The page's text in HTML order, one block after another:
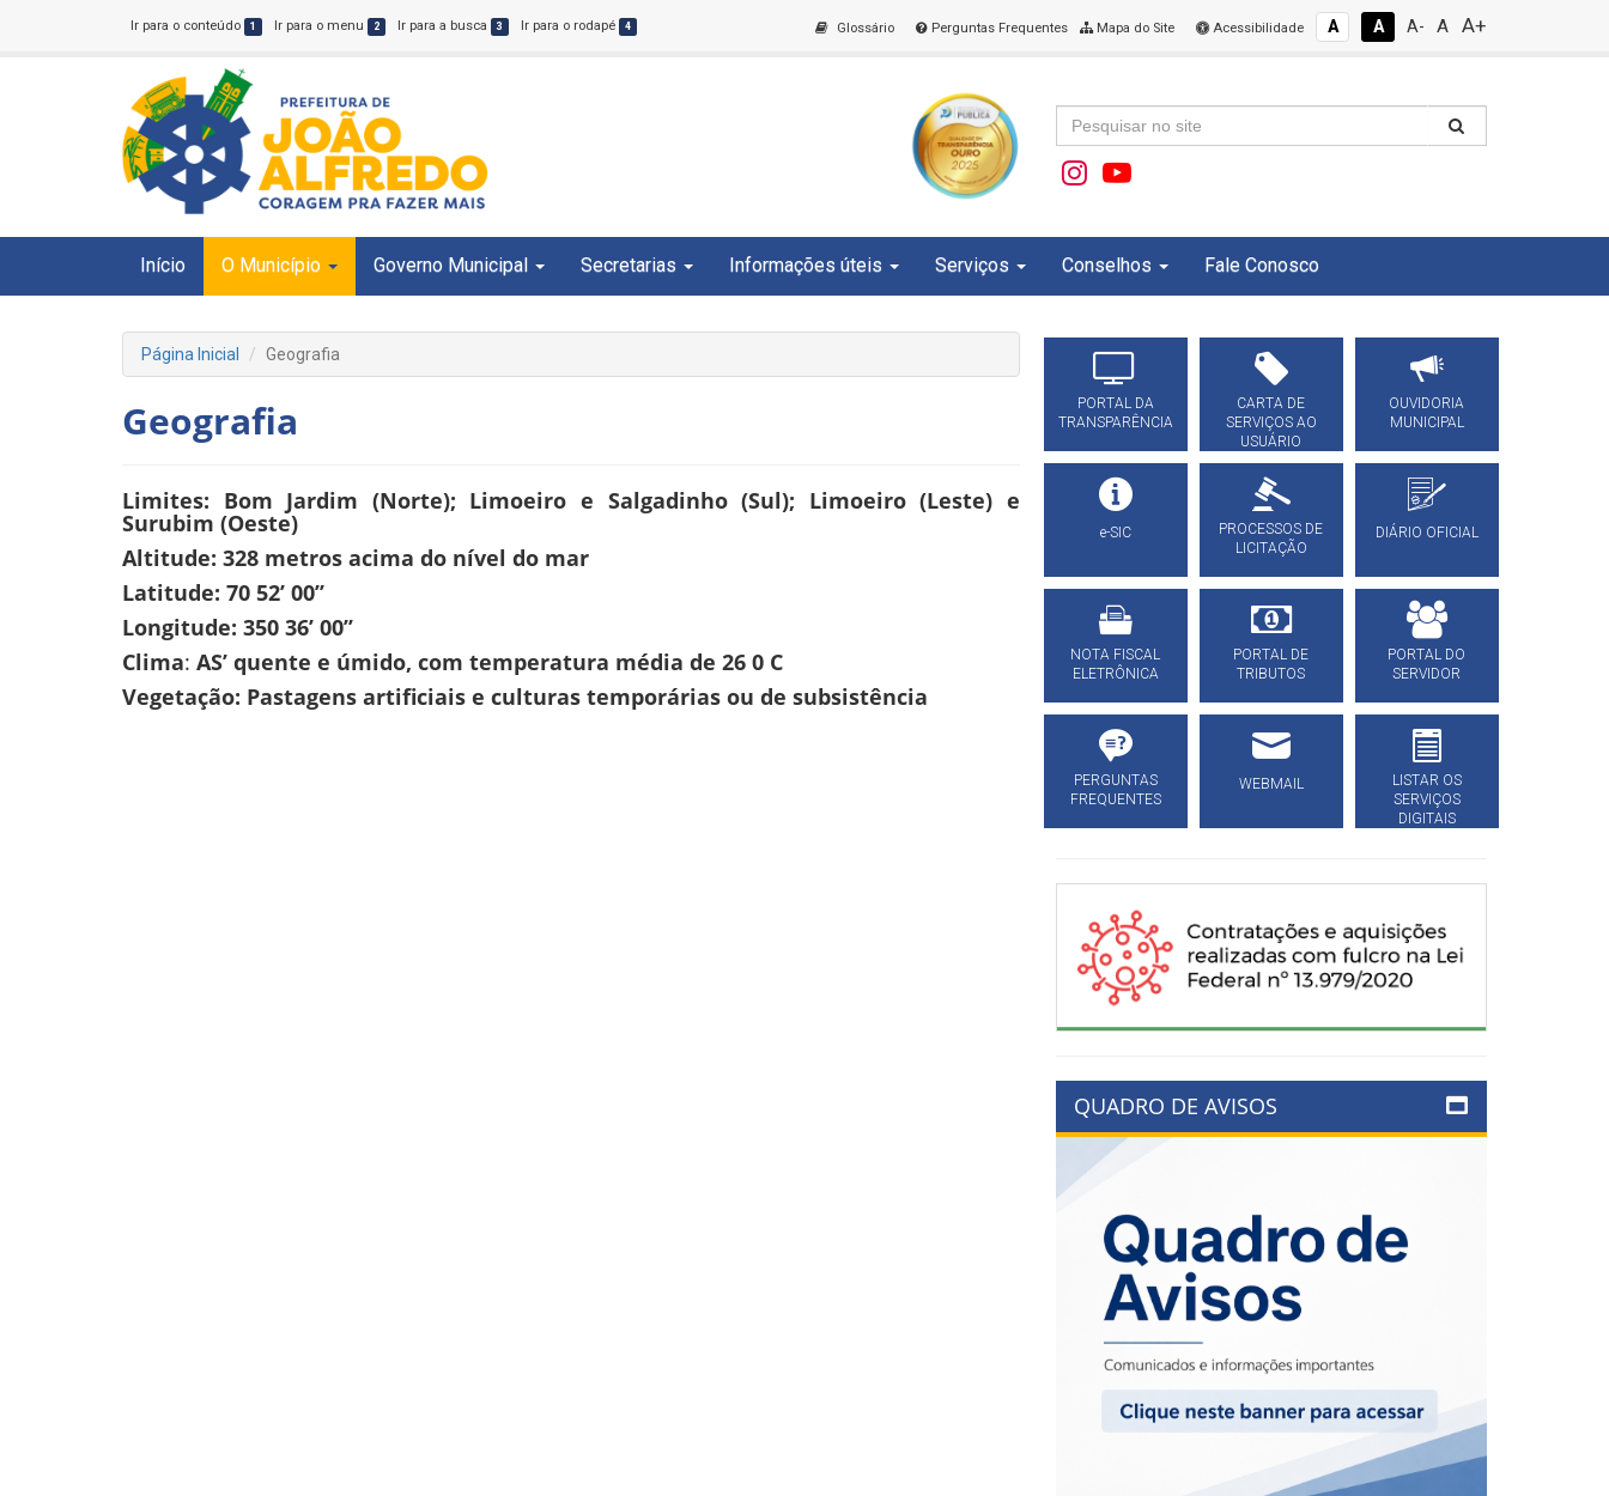
Ir para o conteúdo 1 Ir para o menu 2 Ir para a busca 3 Ir para o rodapé 4 Glossário Perguntas Frequentes Mapa do Site Acessibilidade A A A- A A+
Início O Município Governo Municipal Secretarias Informações úteis Serviços Conselhos Fale Conosco
Página Inicial Geografia
Geografia
Limites: Bom Jardim (Norte); Limoeiro e Salgadinho (Sul); Limoeiro (Leste) e
Surubim (Oeste)
Altitude: 328 metros acima do nível do mar
Latitude: 70 52’ 00’’
Longitude: 350 36’ 00’’
Clima: AS’ quente e úmido, com temperatura média de 26 0 C
Vegetação: Pastagens artificiais e culturas temporárias ou de subsistência
PORTAL DA
TRANSPARÊNCIA
CARTA DE
SERVIÇOS AO
USUÁRIO
OUVIDORIA
MUNICIPAL
e-SIC
PROCESSOS DE
LICITAÇÃO
DIÁRIO OFICIAL
NOTA FISCAL
ELETRÔNICA
PORTAL DE
TRIBUTOS
PORTAL DO
SERVIDOR
PERGUNTAS
FREQUENTES
WEBMAIL
LISTAR OS
SERVIÇOS
DIGITAIS
QUADRO DE AVISOS